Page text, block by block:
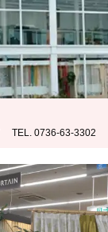
TEL. 0736-63-3302